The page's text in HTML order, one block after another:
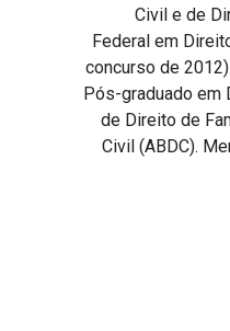
Civil e de
Federal em
concurso de
Pós-graduado em
de Direito de
Civil (ABDC).